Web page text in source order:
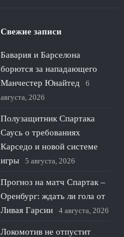
Свежие записи
Бавария и Барселона
борются за нападающего
Манчестер Юнайтед
6
августа, 2026
Полузащитник Спартака
Саусь о требованиях
Карседо и новой системе
игры
5 августа, 2026
Прогноз на матч Спартак –
Оренбург: ждать ли гола от
Ливая Гарсии
4 августа, 2026
Локомотив не отпустит